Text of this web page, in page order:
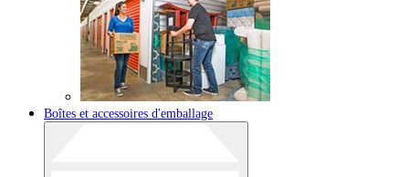
Boîtes et accessoires d'emballage